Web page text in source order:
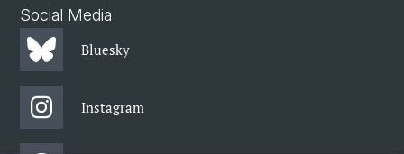
Social Media
Bluesky
Instagram